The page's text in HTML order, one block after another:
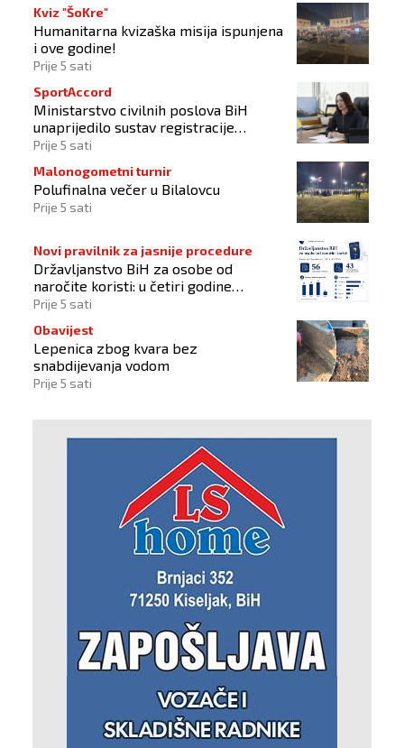
Kviz "ŠoKre"
Humanitarna kvizaška misija ispunjena
i ove godine!
Prije 5 sati
SportAccord
Ministarstvo civilnih poslova BiH
unaprijedilo sustav registracije
sportskih organizacija
Prije 5 sati
Malonogometni turnir
Polufinalna večer u Bilalovcu
Prije 5 sati
Novi pravilnik za jasnije procedure
Državljanstvo BiH za osobe od
naročite koristi: u četiri godine
odobrena 43 zahtjeva
Prije 5 sati
Obavijest
Lepenica zbog kvara bez
snabdijevanja vodom
Prije 5 sati